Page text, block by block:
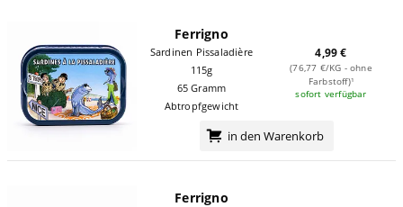
Ferrigno
Sardinen Pissaladière
115g
65 Gramm
Abtropfgewicht
4,99 €
(76,77 €/KG - ohne
Farbstoff)¹
sofort verfügbar
in den Warenkorb
Ferrigno